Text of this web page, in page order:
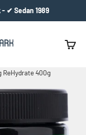
✔ Sedan 1989
ReHydrate 400g